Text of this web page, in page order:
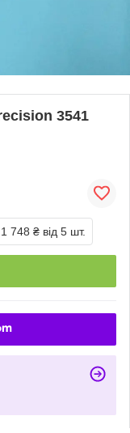
3541
1 748 ₴ від 5 шт.